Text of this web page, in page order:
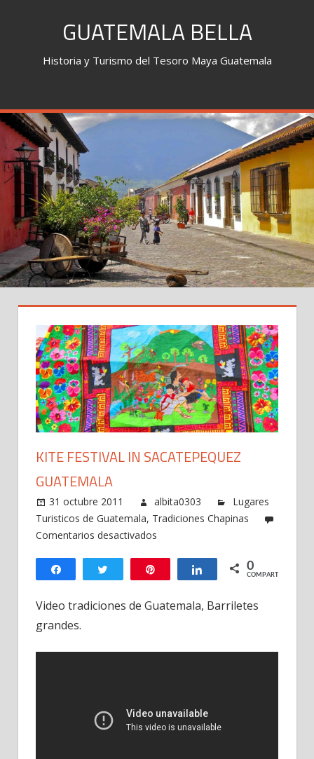
GUATEMALA BELLA
Historia y Turismo del Tesoro Maya Guatemala
KITE FESTIVAL IN SACATEPEQUEZ
GUATEMALA
31 octubre 2011 albita0303
Lugares
Turisticos de Guatemala, Tradiciones Chapinas
Comentarios desactivados
in
Sacatepequez
Compartir Twittear Compartir
0
COMPARTIR
Video tradiciones de Guatemala, Barriletes
grandes.